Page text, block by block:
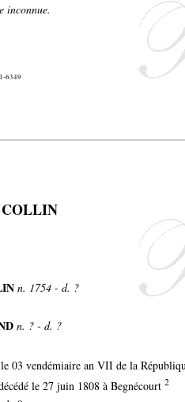
inconnue.
6349
COLLIN
n. 1754 - d. ?
n. ? - d. ?
03 vendémiaire an VII de la
le 27 juin 1808 à Begnécourt 2